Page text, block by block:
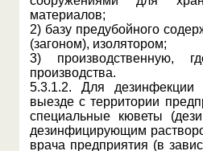
материалов;
2) базу предубойного
(загоном), изолятором;
3) производственную,
производства.
5.3.1.2. Для дезинфекции
выезде с территории
специальные кюветы
дезинфицирующим
врача предприятия (в